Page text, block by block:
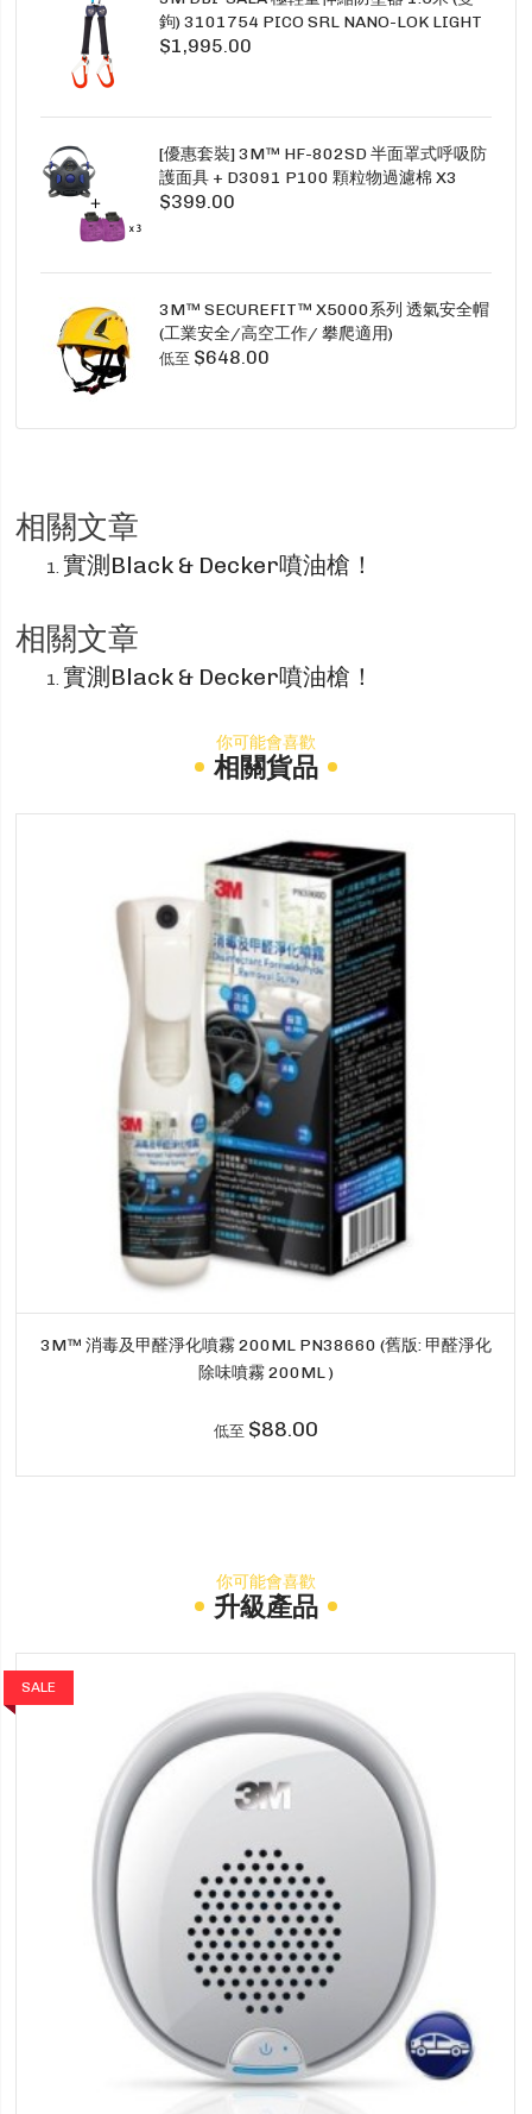
鉤) 3101754 PICO SRL NANO-LOK LIGHT
1.5M TWINS
$1,995.00
[優惠套裝] 3M™ HF-802SD 半面罩式呼吸防
護面具 + D3091 P100 顆粒物過濾棉 X3
SECURE CLICK HF-802SD HF-800SD 系列
$399.00
3M™ SECUREFIT™ X5000系列 透氣安全帽
(工業安全/高空工作/ 攀爬適用)
低至 $648.00
相關文章
實測Black & Decker噴油槍！
相關文章
實測Black & Decker噴油槍！
你可能會喜歡
相關貨品
3M™ 消毒及甲醛淨化噴霧 200ML PN38660 (舊版: 甲醛淨化
除味噴霧 200ML )
低至 $88.00
你可能會喜歡
升級產品
SALE